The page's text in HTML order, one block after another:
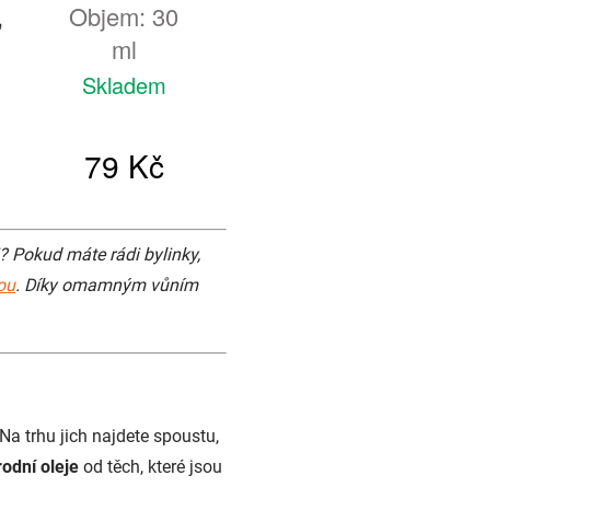
Pokud máte rádi bylinky,
. Díky omamným vůním
trhu jich najdete spoustu,
oleje od těch, které jsou